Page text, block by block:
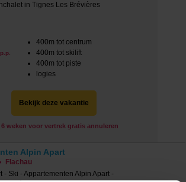
in Tignes Les Brévières
p.p.
400m tot centrum
400m tot skilift
400m tot piste
logies
Bekijk deze vakantie
6 weken voor vertrek gratis annuleren
Alpin Apart
Flachau